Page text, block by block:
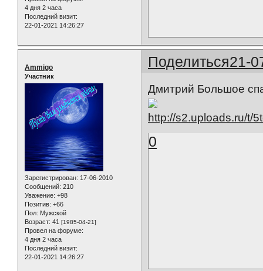
4 дня 2 часа
Последний визит:
22-01-2021 14:26:27
Поделиться21-
Ammigo
Участник
Зарегистрирован: 17-06-2010
Сообщений: 210
Уважение: +98
Позитив: +66
Пол: Мужской
Возраст: 41 [1985-04-21]
Провел на форуме:
4 дня 2 часа
Последний визит:
22-01-2021 14:26:27
Дмитрий Большое
0